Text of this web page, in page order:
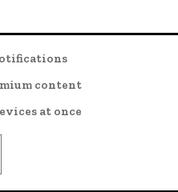
content
at once